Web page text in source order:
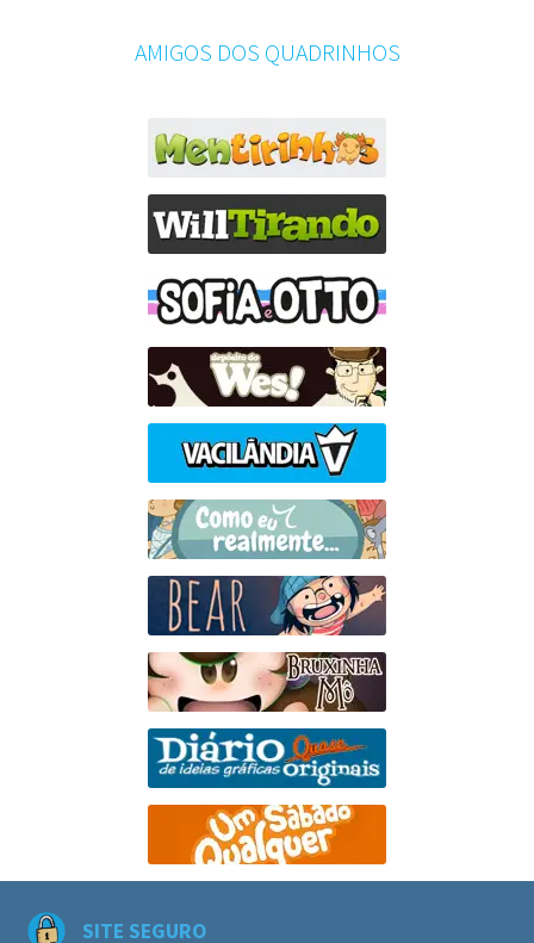
AMIGOS DOS QUADRINHOS
SITE SEGURO